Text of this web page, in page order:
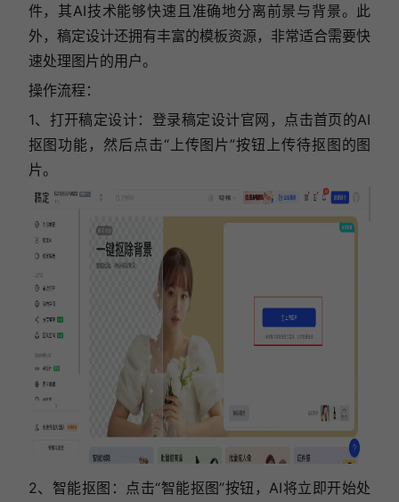
件，其AI技术能够快速且准确地分离前景与背景。此
外，稿定设计还拥有丰富的模板资源，非常适合需要快
速处理图片的用户。
操作流程：
1、打开稿定设计：登录稿定设计官网，点击首页的AI
抠图功能，然后点击“上传图片”按钮上传待抠图的图
片。
2、智能抠图：点击“智能抠图”按钮，AI将立即开始处